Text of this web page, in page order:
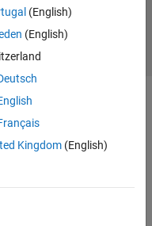
(English)
(English)
Kingdom(English)